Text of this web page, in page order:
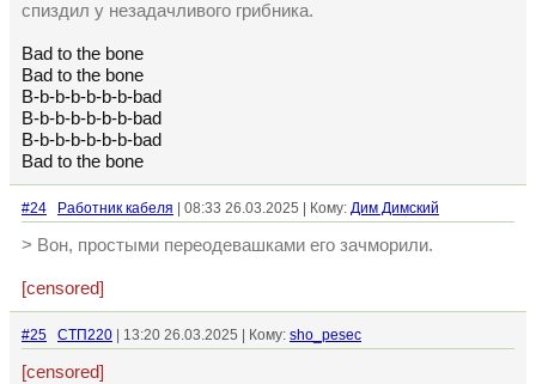
спиздил у незадачливого грибника.
Bad to the bone
Bad to the bone
B-b-b-b-b-b-b-bad
B-b-b-b-b-b-b-bad
B-b-b-b-b-b-b-bad
Bad to the bone
#24 Работник кабеля | 08:33 26.03.2025 | Кому: Дим Димский
> Вон, простыми переодевашками его зачморили.
[censored]
#25 СТП220 | 13:20 26.03.2025 | Кому: sho_pesec
[censored]